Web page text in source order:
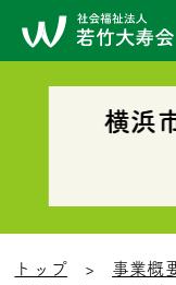
横浜
トップ 事業概